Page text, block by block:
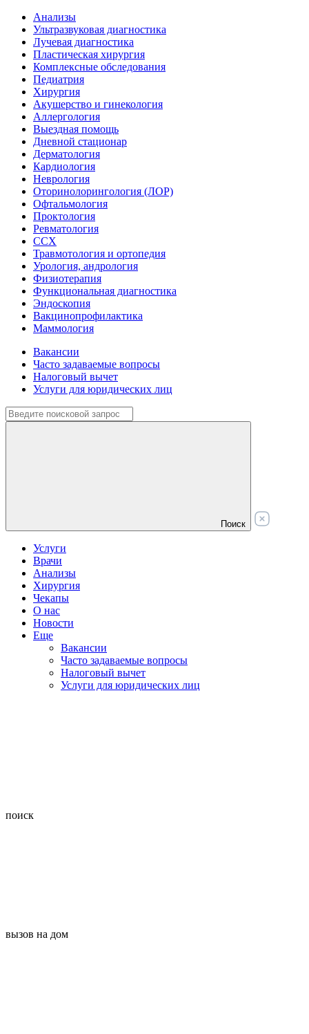
Анализы
Ультразвуковая диагностика
Лучевая диагностика
Пластическая хирургия
Комплексные обследования
Педиатрия
Хирургия
Акушерство и гинекология
Аллергология
Выездная помощь
Дневной стационар
Дерматология
Кардиология
Неврология
Оторинолорингология (ЛОР)
Офтальмология
Проктология
Ревматология
ССХ
Травмотология и ортопедия
Урология, андрология
Физиотерапия
Функциональная диагностика
Эндоскопия
Вакцинопрофилактика
Маммология
Вакансии
Часто задаваемые вопросы
Налоговый вычет
Услуги для юридических лиц
Поиск
Услуги
Врачи
Анализы
Хирургия
Чекапы
О нас
Новости
Еще
Вакансии
Часто задаваемые вопросы
Налоговый вычет
Услуги для юридических лиц
поиск
вызов на дом